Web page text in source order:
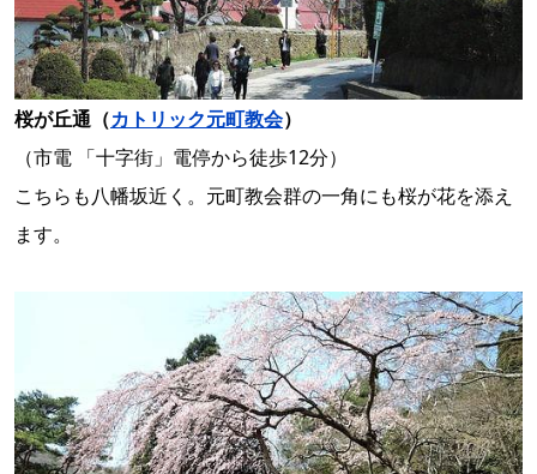
桜が丘通（カトリック元町教会）
（市電 「十字街」電停から徒歩12分）
こちらも八幡坂近く。元町教会群の一角にも桜が花を添え
ます。